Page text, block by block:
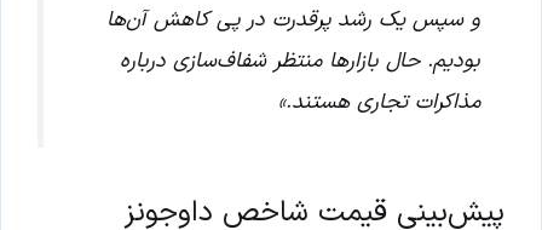
و سپس یک رشد پرقدرت در پی کاهش آن‌ها
بودیم. حال بازارها منتظر شفاف‌سازی درباره
مذاکرات تجاری هستند.»
پیش‌بینی قیمت شاخص داوجونز